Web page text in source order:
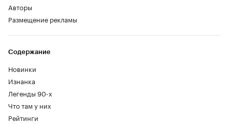
Авторы
Размещение рекламы
Содержание
Новинки
Изнанка
Легенды 90-х
Что там у них
Рейтинги